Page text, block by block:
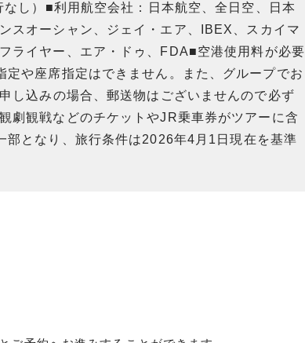
し）■利用航空会社：日本航空、全日空、日本
スオーシャン、ジェイ・エア、IBEX、スカイマ
ライヤー、エア・ドゥ、FDA■空港使用料が必要
や座席指定はできません。また、グループでお
し込みの場合、郵送物はございませんので必ず
劇観戦などのチケットやJR乗車券がツアーに含
部となり、旅行条件は2026年4月1日現在を基準